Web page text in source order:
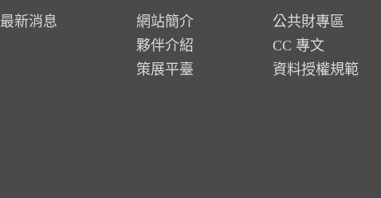
最新消息
網站簡介
夥伴介紹
策展平臺
公共財專區
CC 專文
資料授權規範